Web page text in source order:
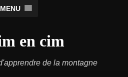
MENU
en cim
de la montagne